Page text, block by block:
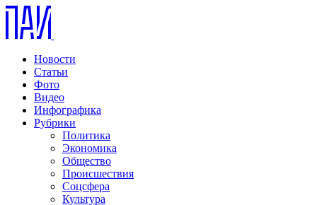
Новости
Статьи
Фото
Видео
Инфографика
Рубрики
Политика
Экономика
Общество
Происшествия
Соцсфера
Культура